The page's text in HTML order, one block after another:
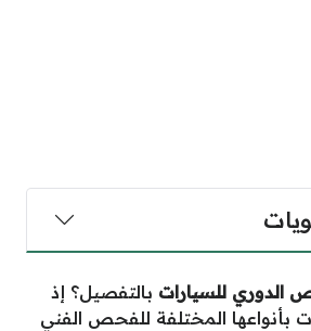
للسيارات بالتفصيل؟ إذ
بأنواعها المختلفة للفحص الفني